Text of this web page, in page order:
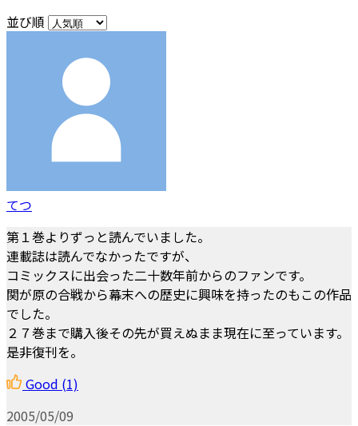
並び順
てつ
第１巻よりずっと読んでいました。
連載誌は読んでなかったですが、
コミックスに出会った二十数年前からのファンです。
関が原の合戦から幕末への歴史に興味を持ったのもこの作品
でした。
２７巻まで購入後その先が買えぬまま現在に至っています。
是非復刊を。
Good (1)
2005/05/09